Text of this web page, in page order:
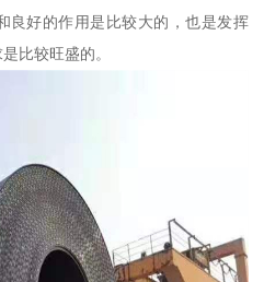
良好的作用是比较大的，也是发挥
比较旺盛的。